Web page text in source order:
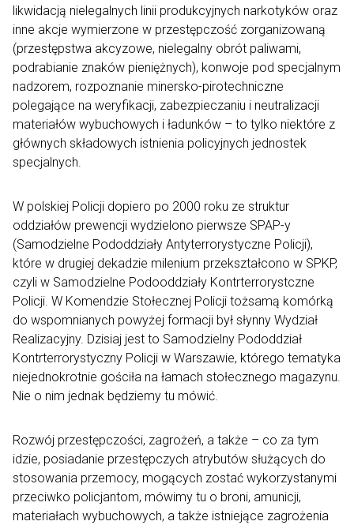
likwidacją nielegalnych linii produkcyjnych narkotyków oraz
inne akcje wymierzone w przestępczość zorganizowaną
(przestępstwa akcyzowe, nielegalny obrót paliwami,
podrabianie znaków pieniężnych), konwoje pod specjalnym
nadzorem, rozpoznanie minersko-pirotechniczne
polegające na weryfikacji, zabezpieczaniu i neutralizacji
materiałów wybuchowych i ładunków – to tylko niektóre z
głównych składowych istnienia policyjnych jednostek
specjalnych.
W polskiej Policji dopiero po 2000 roku ze struktur
oddziałów prewencji wydzielono pierwsze SPAP-y
(Samodzielne Pododdziały Antyterrorystyczne Policji),
które w drugiej dekadzie milenium przekształcono w SPKP,
czyli w Samodzielne Podooddziały Kontrterrorystczne
Policji. W Komendzie Stołecznej Policji tożsamą komórką
do wspomnianych powyżej formacji był słynny Wydział
Realizacyjny. Dzisiaj jest to Samodzielny Pododdział
Kontrterrorystyczny Policji w Warszawie, którego tematyka
niejednokrotnie gościła na łamach stołecznego magazynu.
Nie o nim jednak będziemy tu mówić.
Rozwój przestępczości, zagrożeń, a także – co za tym
idzie, posiadanie przestępczych atrybutów służących do
stosowania przemocy, mogących zostać wykorzystanymi
przeciwko policjantom, mówimy tu o broni, amunicji,
materiałach wybuchowych, a także istniejące zagrożenia